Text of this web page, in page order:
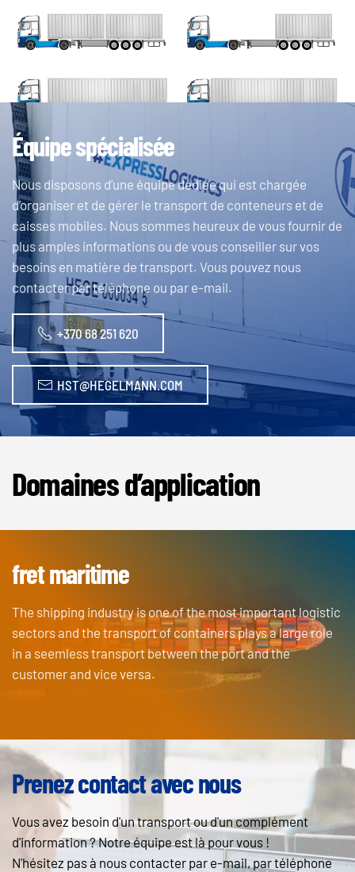
Équipe spécialisée
Nous disposons d’une équipe dédiée qui est chargée
d’organiser et de gérer le transport de conteneurs et de
caisses mobiles. Nous sommes heureux de vous fournir de
plus amples informations ou de vous conseiller sur vos
besoins en matière de transport. Vous pouvez nous
contacter par téléphone ou par e-mail.
+370 68 251 620
HST@HEGELMANN.COM
Domaines d’application
fret maritime
The shipping industry is one of the most important logistic
sectors and the transport of containers plays a large role
in a seemless transport between the port and the
customer and vice versa.
Prenez contact avec nous
Vous avez besoin d'un transport ou d'un complément
d'information ? Notre équipe est là pour vous !
N'hésitez pas à nous contacter par e-mail, par téléphone